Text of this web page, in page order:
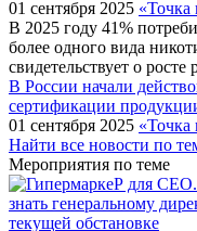
01 сентября 2025 «Точка
В 2025 году 41%
более одного вида
свидетельствует о
В России начали
сертификации
01 сентября 2025 «Точка
Найти все новости по
Мероприятия по теме